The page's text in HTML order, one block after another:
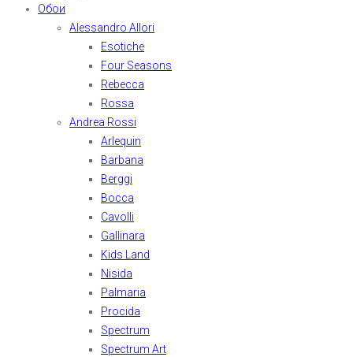
Обои
Alessandro Allori
Esotiche
Four Seasons
Rebecca
Rossa
Andrea Rossi
Arlequin
Barbana
Berggi
Bocca
Cavolli
Gallinara
Kids Land
Nisida
Palmaria
Procida
Spectrum
Spectrum Art